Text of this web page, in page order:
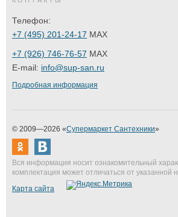
Телефон:
+7 (495) 201-24-17 MAX
+7 (926) 746-76-57 MAX
E-mail: info@sup-san.ru
Подробная информация
© 2009—2026 «Супермаркет Сантехники»
Вся информация носит ознакомительный
комплектация может отличаться от указанной
Карта сайта